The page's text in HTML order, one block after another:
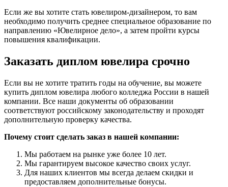
Если же вы хотите стать ювелиром-дизайнером, то вам
необходимо получить среднее специальное образование по
направлению «Ювелирное дело», а затем пройти курсы
повышения квалификации.
Заказать диплом ювелира срочно
Если вы не хотите тратить годы на обучение, вы можете
купить диплом ювелира любого колледжа России в нашей
компании. Все наши документы об образовании
соответствуют российскому законодательству и проходят
дополнительную проверку качества.
Почему стоит сделать заказ в нашей компании:
Мы работаем на рынке уже более 10 лет.
Мы гарантируем высокое качество своих услуг.
Для наших клиентов мы всегда делаем скидки и
предоставляем дополнительные бонусы.